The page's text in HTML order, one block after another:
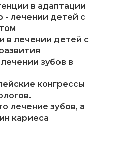
в адаптации
- лечении детей с
в лечении детей с
зубов в
конгрессы
лечение зубов, а
кариеса